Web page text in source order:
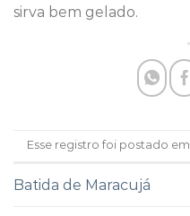
sirva bem gelado.
Esse registro foi postado em
Batida de Maracujá